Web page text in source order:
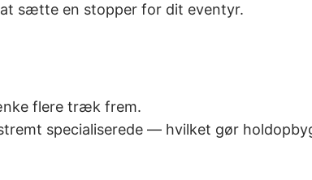
sætte en stopper for dit eventyr.
flere træk frem.
specialiserede — hvilket gør